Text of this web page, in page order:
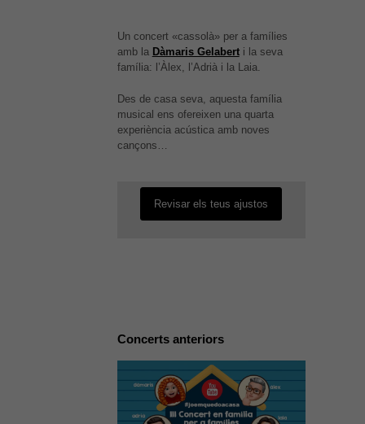
Un concert «cassolà» per a famílies
amb la Dàmaris Gelaberti la seva
família: l’Àlex, l’Adrià i la Laia.
Des de casa seva, aquesta família
musical ens ofereixen una quarta
experiència acústica amb noves
cançons…
És possible que la vostra
configuració us impedeixi veure
aquest contingut. El més probable
és que tinguis l'experiència
Revisar els teus ajustos
Concerts anteriors